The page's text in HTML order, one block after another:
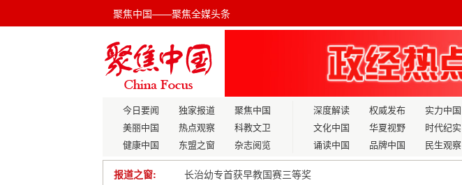
聚焦中国——聚焦全媒头条
今日要闻 独家报道
聚焦中国
美丽中国
热点观察
科教文卫
健康中国
东盟之窗 杂志阅览
深度解读 权威发布
实力中国
文化中国
华夏视野
时代纪实
诵读中国
品牌中国 民生观察
报道之窗:
长治幼专首获早教国赛三等奖